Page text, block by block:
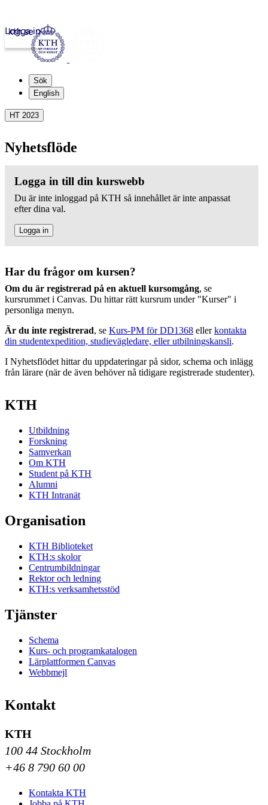
kth.se
Logga in
Sök
English
HT 2023
Nyhetsflöde
Logga in till din kurswebb
Du är inte inloggad på KTH så innehållet är inte anpassat
efter dina val.
Logga in
Har du frågor om kursen?
Om du är registrerad på en aktuell kursomgång, se
kursrummet i Canvas. Du hittar rätt kursrum under "Kurser" i
personliga menyn.
Är du inte registrerad, se Kurs-PM för DD1368 ellerkontakta
din studentexpedition, studievägledare, eller utbilningskansli.
I Nyhetsflödet hittar du uppdateringar på sidor, schema och inlägg
från lärare (när de även behöver nå tidigare registrerade studenter).
KTH
Utbildning
Forskning
Samverkan
Om KTH
Student på KTH
Alumni
KTH Intranät
Organisation
KTH Biblioteket
KTH:s skolor
Centrumbildningar
Rektor och ledning
KTH:s verksamhetsstöd
Tjänster
Schema
Kurs- och programkatalogen
Lärplattformen Canvas
Webbmejl
Kontakt
KTH
100 44 Stockholm
+46 8 790 60 00
Kontakta KTH